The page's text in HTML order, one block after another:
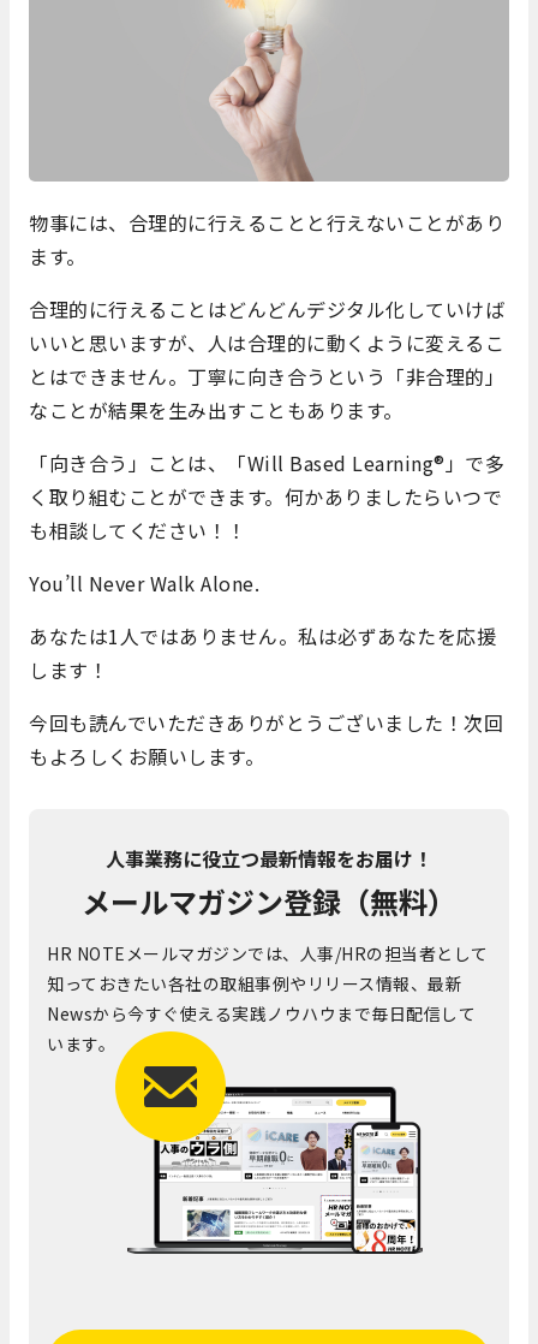
物事には、合理的に行えることと行えないことがあり
ます。
合理的に行えることはどんどんデジタル化していけば
いいと思いますが、人は合理的に動くように変えるこ
とはできません。丁寧に向き合うという「非合理的」
なことが結果を生み出すこともあります。
「向き合う」ことは、「Will Based Learning®」で多
く取り組むことができます。何かありましたらいつで
も相談してください！！
You’ll Never Walk Alone.
あなたは1人ではありません。私は必ずあなたを応援
します！
今回も読んでいただきありがとうございました！次回
もよろしくお願いします。
人事業務に役立つ最新情報をお届け！
メールマガジン登録（無料）
HR NOTEメールマガジンでは、人事/HRの担当者として
知っておきたい各社の取組事例やリリース情報、最新
Newsから今すぐ使える実践ノウハウまで毎日配信して
います。